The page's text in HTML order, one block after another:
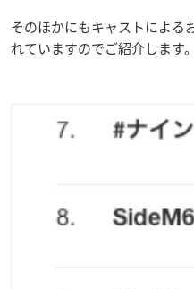
そのほかにもキャストによる
れていますのでご紹介します。